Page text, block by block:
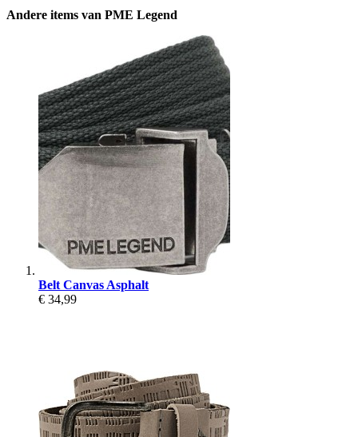
Andere items van PME Legend
Belt Canvas Asphalt
€ 34,99